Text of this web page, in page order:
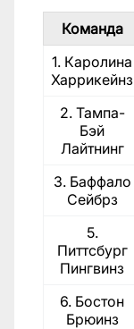
Команда
1. Каролина
Харрикейнз
2. Тампа-
Бэй
Лайтнинг
3. Баффало
Сейбрз
5.
Питтсбург
Пингвинз
6. Бостон
Брюинз